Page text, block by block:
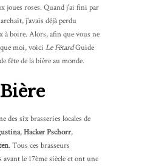
joues roses. Quand j'ai fini par
j'avais déjà perdu
à boire. Alors, afin que vous ne
moi, voici Le FêtardGuide
fête de la bière au monde.
des six brasseries locales de
,Hacker Pschorr,
. Tous ces brasseurs
le 17ème siècle et ont une